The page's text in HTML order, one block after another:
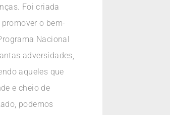
Foi criada
o bem-
Nacional
adversidades,
aqueles que
e cheio de
podemos